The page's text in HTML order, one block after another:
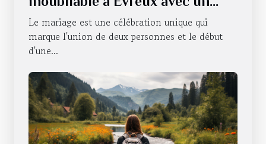
photobooth
Le mariage est une célébration unique qui
marque l'union de deux personnes et le début
d'une...